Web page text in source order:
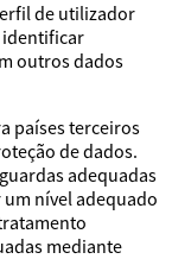
de utilizador
identificar
outros dados
países terceiros
de dados.
adequadas
nível adequado
mediante